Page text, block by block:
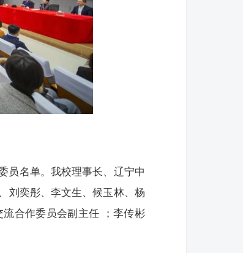
员名单。我校理事长、辽宁中
刘奕彤、李文生、候玉林、杨
合作委员会副主任 ；李传彬